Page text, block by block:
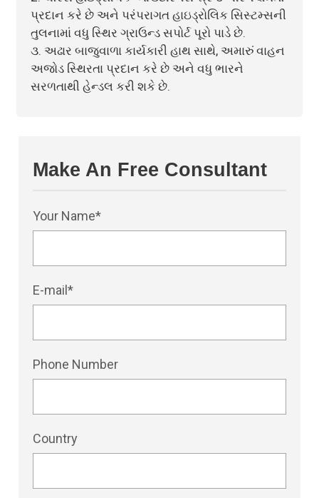
પ્રદાન કરે છે અને પરંપરાગત હાઇડ્રોલિક સિસ્ટમ્સની
તુલનામાં વધુ સ્થિર ગ્રાઉન્ડ સપોર્ટ પૂરો પાડે છે.
૩. અઢાર બાજુવાળા કાર્યકારી હાથ સાથે, અમારું વાહન
અજોડ સ્થિરતા પ્રદાન કરે છે અને વધુ ભારને
સરળતાથી હેન્ડલ કરી શકે છે.
Make An Free Consultant
Your Name*
E-mail*
Phone Number
Country